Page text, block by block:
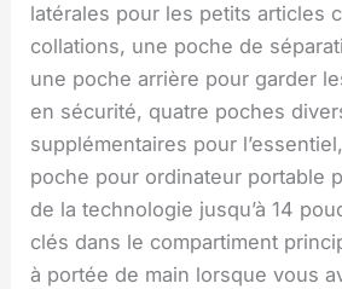
latérales pour les petits articles
collations, une poche de
une poche arrière pour garder
en sécurité, quatre poches
supplémentaires pour
poche pour ordinateur portable
de la technologie jusqu’à 14
clés dans le compartiment
à portée de main lorsque vous